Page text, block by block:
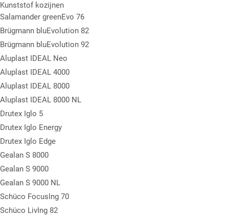
Kunststof kozijnen
Salamander greenEvo 76
Brügmann bluEvolution 82
Brügmann bluEvolution 92
Aluplast IDEAL Neo
Aluplast IDEAL 4000
Aluplast IDEAL 8000
Aluplast IDEAL 8000 NL
Drutex Iglo 5
Drutex Iglo Energy
Drutex Iglo Edge
Gealan S 8000
Gealan S 9000
Gealan S 9000 NL
Schüco FocusIng 70
Schüco LivIng 82